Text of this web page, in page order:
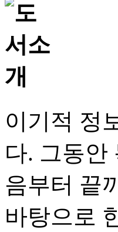
이기적 정
다. 그동안
음부터 끝
바탕으로